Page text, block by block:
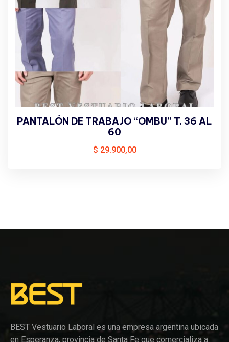
PANTALÓN DE TRABAJO “OMBU” T. 36 AL
60
$ 29.900,00
BEST Vestuario Laboral es una empresa argentina ubicada
en Esperanza, provincia de Santa Fe que comercializa a